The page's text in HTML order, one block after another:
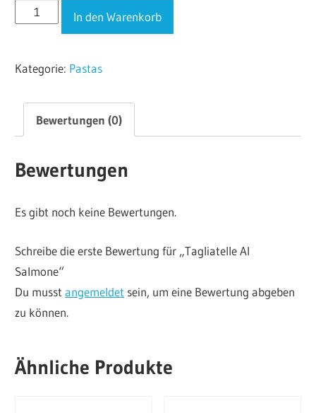
Tagliatelle
Al
Menge
In den Warenkorb
Kategorie: Pastas
Bewertungen (0)
Bewertungen
Es gibt noch keine Bewertungen.
Schreibe die erste Bewertung für „Tagliatelle Al
Salmone“
Du musstangemeldet sein, um eine Bewertung abgeben
zu können.
Ähnliche Produkte